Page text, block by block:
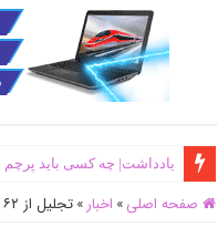
یادداشت| ‌چه کسی باید پرچم
صفحه اصلی » اخبار » تجلیل از ۶۲ دانش آموز برتر جشنواره خلاق در البرز